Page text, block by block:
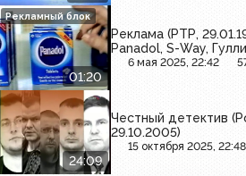
01:20
Реклама (РТР,
Panadol, S-Way,
6 мая 2025, 22:42
Рекламный блок
24:09
Честный детектив
29.10.2005)
15 октября 2025, 22:48